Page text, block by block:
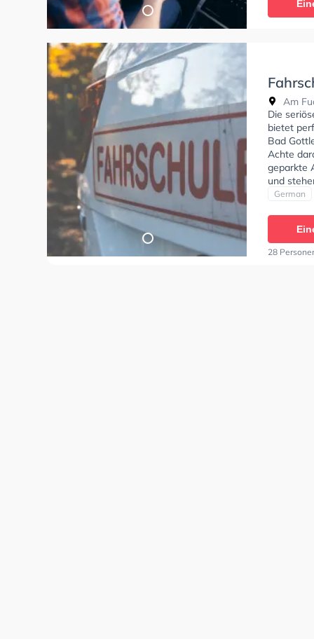
Jürgen
Am
Die
bietet
Bad
Achte
geparkte
und
Klasse
German
28